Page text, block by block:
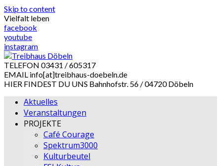
Skip to content
Vielfalt leben
facebook
youtube
instagram
TELEFON 03431 / 605317
EMAIL info[at]treibhaus-doebeln.de
HIER FINDEST DU UNS Bahnhofstr. 56 / 04720 Döbeln
Aktuelles
Veranstaltungen
PROJEKTE
Café Courage
Spektrum3000
Kulturbeutel